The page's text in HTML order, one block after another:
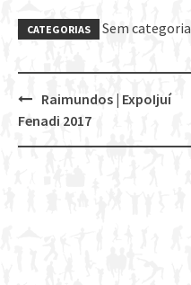
CATEGORIAS Sem categoria
Post
navigation
Raimundos | ExpoIjuí
Fenadi 2017